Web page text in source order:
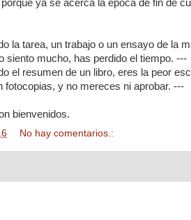
ya se acerca la época de fin de
la tarea, un trabajo o un ensayo de la
siento mucho, has perdido el tiempo. ---
el resumen de un libro, eres la peor
fotocopias, y no mereces ni aprobar. ---
bienvenidos.
No hay comentarios.: